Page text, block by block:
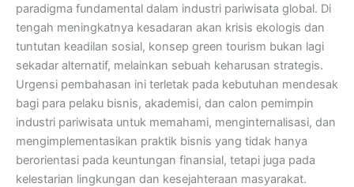
paradigma fundamental dalam industri pariwisata global. Di
tengah meningkatnya kesadaran akan krisis ekologis dan
tuntutan keadilan sosial, konsep green tourism bukan lagi
sekadar alternatif, melainkan sebuah keharusan strategis.
Urgensi pembahasan ini terletak pada kebutuhan mendesak
bagi para pelaku bisnis, akademisi, dan calon pemimpin
industri pariwisata untuk memahami, menginternalisasi, dan
mengimplementasikan praktik bisnis yang tidak hanya
berorientasi pada keuntungan finansial, tetapi juga pada
kelestarian lingkungan dan kesejahteraan masyarakat.